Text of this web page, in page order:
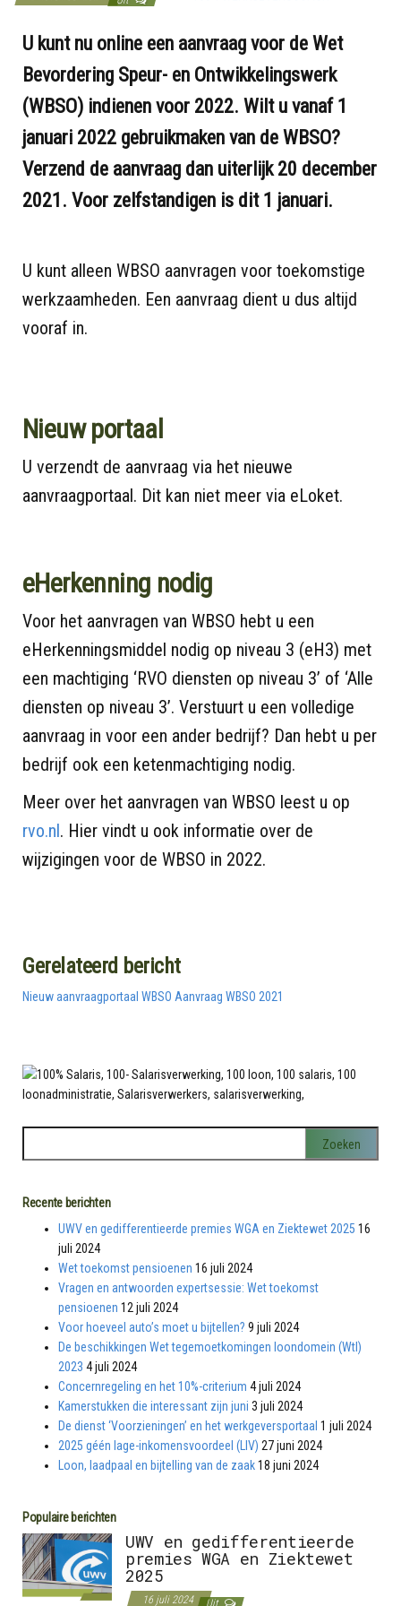
U kunt nu online een aanvraag voor de Wet
Bevordering Speur- en Ontwikkelingswerk
(WBSO) indienen voor 2022. Wilt u vanaf 1
januari 2022 gebruikmaken van de WBSO?
Verzend de aanvraag dan uiterlijk 20 december
2021. Voor zelfstandigen is dit 1 januari.
U kunt alleen WBSO aanvragen voor toekomstige
werkzaamheden. Een aanvraag dient u dus altijd
vooraf in.
Nieuw portaal
U verzendt de aanvraag via het nieuwe
aanvraagportaal. Dit kan niet meer via eLoket.
eHerkenning nodig
Voor het aanvragen van WBSO hebt u een
eHerkenningsmiddel nodig op niveau 3 (eH3) met
een machtiging ‘RVO diensten op niveau 3’ of ‘Alle
diensten op niveau 3’. Verstuurt u een volledige
aanvraag in voor een ander bedrijf? Dan hebt u per
bedrijf ook een ketenmachtiging nodig.
Meer over het aanvragen van WBSO leest u op
rvo.nl. Hier vindt u ook informatie over de
wijzigingen voor de WBSO in 2022.
Gerelateerd bericht
Nieuw aanvraagportaal WBSO Aanvraag WBSO 2021
Recente berichten
UWV en gedifferentieerde premies WGA en Ziektewet 2025 16
juli 2024
Wet toekomst pensioenen 16 juli 2024
Vragen en antwoorden expertsessie: Wet toekomst
pensioenen 12 juli 2024
Voor hoeveel auto’s moet u bijtellen? 9 juli 2024
De beschikkingen Wet tegemoetkomingen loondomein (Wtl)
2023 4 juli 2024
Concernregeling en het 10%-criterium 4 juli 2024
Kamerstukken die interessant zijn juni 3 juli 2024
De dienst ‘Voorzieningen’ en het werkgeversportaal 1 juli 2024
2025 géén lage-inkomensvoordeel (LIV) 27 juni 2024
Loon, laadpaal en bijtelling van de zaak18 juni 2024
Populaire berichten
UWV en gedifferentieerde
premies WGA en Ziektewet
2025
16 juli 2024 Uit